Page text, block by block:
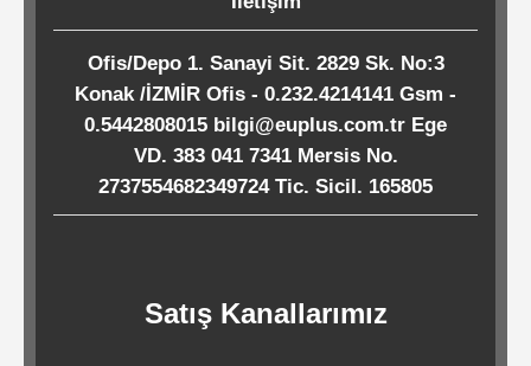
Köpük
Kaseler
/
Tabaklar
Horeca
Ofis/Depo 1. Sanayi Sit. 2829 Sk. No:3
Konak /İZMİR Ofis - 0.232.4214141 Gsm -
0.5442808015 bilgi@euplus.com.tr Ege
VD. 383 041 7341 Mersis No.
2737554682349724 Tic. Sicil. 165805
Satış Kanallarımız